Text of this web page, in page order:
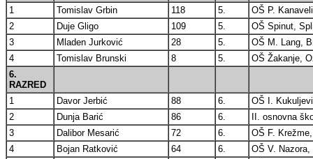
1
Tomislav Grbin 118 5.
OŠ P.
2
Duje Gligo 109 5.
OŠ Spinut,
3
Mladen Jurković 28 5.
OŠ M. Lang,
4
Tomislav Brunski 8 5.
OŠ Žakanje,
6.
RAZRED
1
Davor Jerbić 88 6.
OŠ I.
2
Dunja Barić 86 6.
II. osnovna
3
Dalibor Mesarić 72 6.
OŠ F.
4
Bojan Ratković 64 6.
OŠ V.